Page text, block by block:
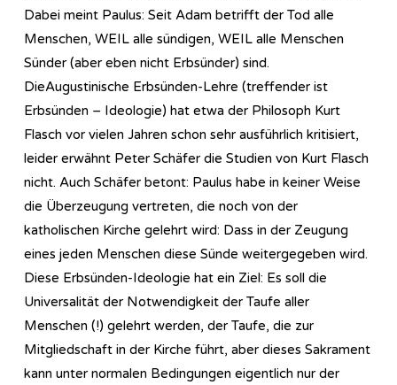
Dabei meint Paulus: Seit Adam betrifft der Tod alle
Menschen, WEIL alle sündigen, WEIL alle Menschen
Sünder (aber eben nicht Erbsünder) sind.
DieAugustinische Erbsünden-Lehre (treffender ist
Erbsünden – Ideologie) hat etwa der Philosoph Kurt
Flasch vor vielen Jahren schon sehr ausführlich kritisiert,
leider erwähnt Peter Schäfer die Studien von Kurt Flasch
nicht. Auch Schäfer betont: Paulus habe in keiner Weise
die Überzeugung vertreten, die noch von der
katholischen Kirche gelehrt wird: Dass in der Zeugung
eines jeden Menschen diese Sünde weitergegeben wird.
Diese Erbsünden-Ideologie hat ein Ziel: Es soll die
Universalität der Notwendigkeit der Taufe aller
Menschen (!) gelehrt werden, der Taufe, die zur
Mitgliedschaft in der Kirche führt, aber dieses Sakrament
kann unter normalen Bedingungen eigentlich nur der